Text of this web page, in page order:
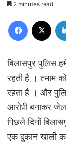
2 minutes read
Facebook
बिलासपुर पुलिस
रहती है । तमाम
रहता है । और
आरोपी बनाकर
पिछले दिनों
एक दुकान खाली